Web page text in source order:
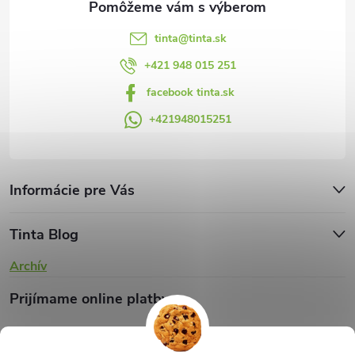
s
u
tinta@tinta.sk
+421 948 015 251
facebook tinta.sk
+421948015251
Informácie pre Vás
Tinta Blog
Archív
Prijímame online platby